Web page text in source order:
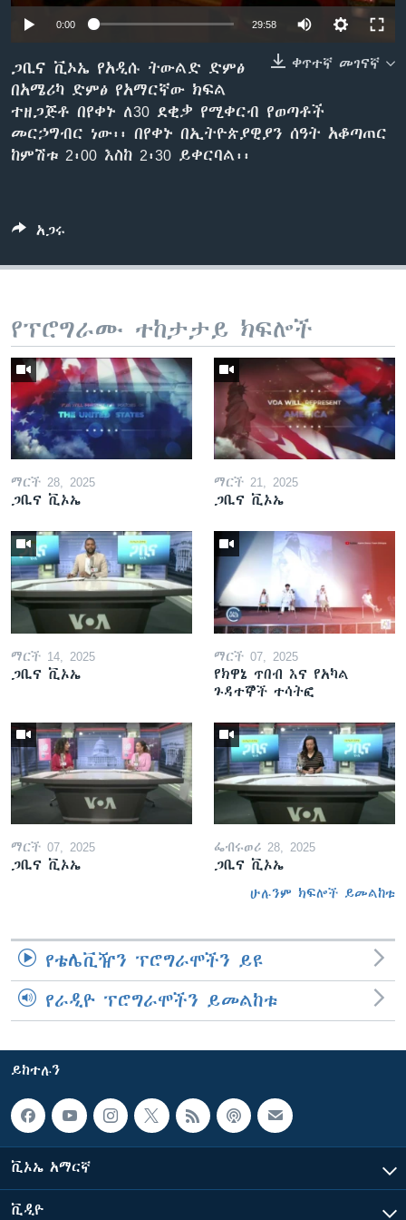
ቋንቋዎች
0:00 29:58
ቀጥተኛ መገናኛ
ጋቢና ቪኦኤ የአዲሱ ትውልድ ድምፅ
በአሜሪካ ድምፅ የአማርኛው ክፍል
ተዘጋጅቶ በየቀኑ ለ30 ደቂቃ የሚቀርብ የወጣቶች
መርኃግብር ነው፡፡ በየቀኑ በኢትዮጵያዊያን ሰዓት አቆጣጠር
ከምሽቱ 2፡00 እስከ 2፡30 ይቀርባል፡፡
አጋሩ
የፕሮግራሙ ተከታታይ ክፍሎች
ማርች 28, 2025
ጋቢና ቪኦኤ
ማርች 21, 2025
ጋቢና ቪኦኤ
ማርች 14, 2025
ጋቢና ቪኦኤ
ማርች 07, 2025
የክዋኔ ጥበብ እና የአካል
ጉዳተኞች ተሳትፎ
ማርች 07, 2025
ጋቢና ቪኦኤ
ፌብሩወሪ 28, 2025
ጋቢና ቪኦኤ
ሁሉንም ክፍሎች ይመልከቱ
የቴሌቪዥን ፕሮግራሞችን ይዩ
የራዲዮ ፕሮግራሞችን ይመልከቱ
ይከተሉን
ቪኦኤ አማርኛ
ቪዲዮ